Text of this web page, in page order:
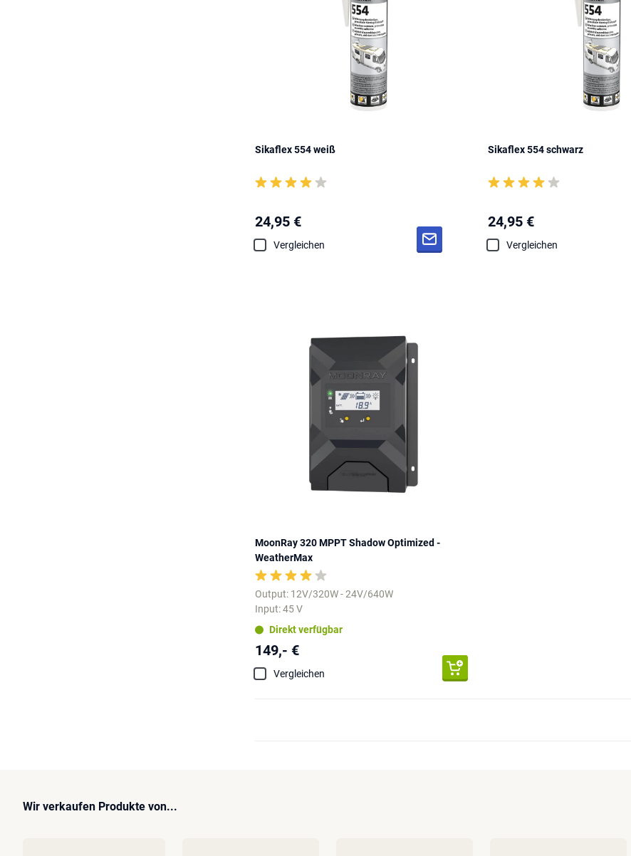
Sikaflex 554 weiß
24,95 €
Vergleichen
Sikaflex 554 schwarz
24,95 €
Vergleichen
MoonRay 320 MPPT Shadow Optimized -
WeatherMax
Output: 12V/320W - 24V/640W
Input: 45 V
Direkt verfügbar
149,- €
Vergleichen
Wir verkaufen Produkte von...